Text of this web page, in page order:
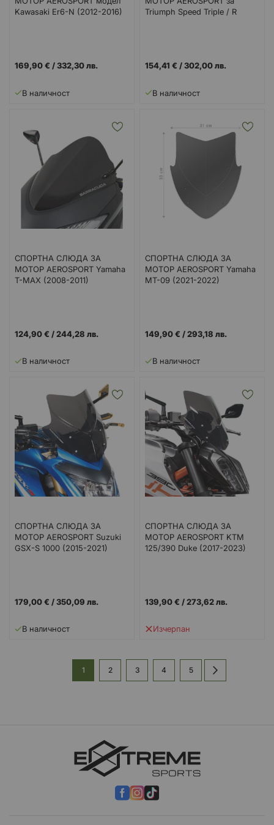
Kawasaki Er6-N (2012-2016)
169,90 € /332,30 лв.
В наличност
Triumph Speed Triple / R
154,41 € /302,00 лв.
В наличност
СПОРТНА СЛЮДА ЗА
МОТОР AEROSPORT Yamaha
T-MAX (2008-2011)
124,90 € /244,28 лв.
В наличност
СПОРТНА СЛЮДА ЗА
МОТОР AEROSPORT Yamaha
MT-09 (2021-2022)
149,90 € /293,18 лв.
В наличност
СПОРТНА СЛЮДА ЗА
МОТОР AEROSPORT Suzuki
GSX-S 1000 (2015-2021)
179,00 € /350,09 лв.
В наличност
СПОРТНА СЛЮДА ЗА
МОТОР AEROSPORT KTM
125/390 Duke (2017-2023)
139,90 € /273,62 лв.
Изчерпан
В1 Страница
2 Страница
3 Страница
4 Страница
5